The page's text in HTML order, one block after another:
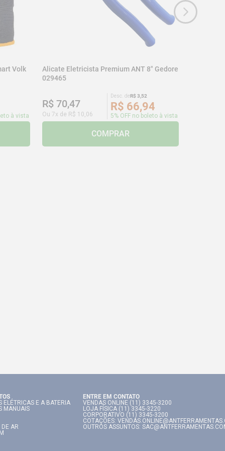
Volk
à vista
Alicate Eletricista Premium ANT 8" Gedore
029465
R$ 70,47
Ou7x de R$ 10 06
Desc. deR$ 3 52
R$ 66,94
5% OFF no boleto à vista
COMPRAR
ELÉTRICAS E A BATERIA
MANUAIS
AR
ENTRE EM CONTATO
VENDAS ONLINE (11) 3345-3200
LOJA FÍSICA (11) 3345-3220
CORPORATIVO (11) 3345-3200
COTAÇÕES:
OUTROS ASSUNTOS: